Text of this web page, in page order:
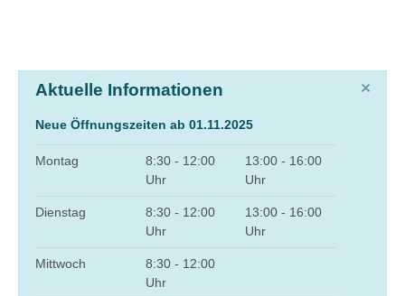
Aktuelle Informationen
Neue Öffnungszeiten ab 01.11.2025
Montag
8:30 - 12:00
Uhr
13:00 - 16:00
Uhr
Dienstag
8:30 - 12:00
Uhr
13:00 - 16:00
Uhr
Mittwoch
8:30 - 12:00
Uhr
×